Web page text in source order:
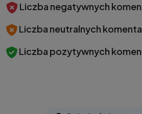
Liczba negatywnych
Liczba neutralnych
Liczba pozytywnych